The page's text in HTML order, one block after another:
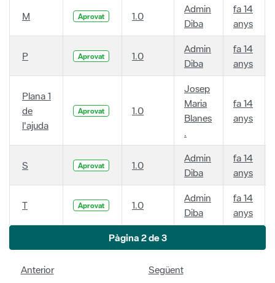
M Aprovat 1.0
Admin
Diba
fa 14
anys
P Aprovat 1.0
Admin
Diba
fa 14
anys
Plana 1
de
l'ajuda
Aprovat 1.0
Josep
Maria
Blanes
.
fa 14
anys
S Aprovat 1.0
Admin
Diba
fa 14
anys
T Aprovat 1.0
Admin
Diba
fa 14
anys
Pàgina 2 de 3
Anterior Següent